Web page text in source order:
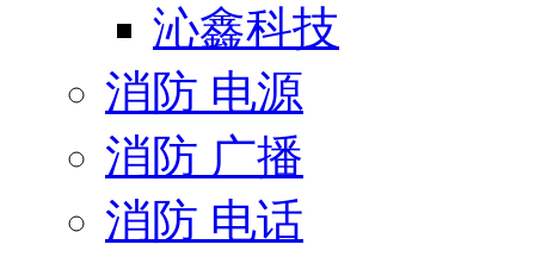
沁鑫科技
消防 电源
消防 广播
消防 电话